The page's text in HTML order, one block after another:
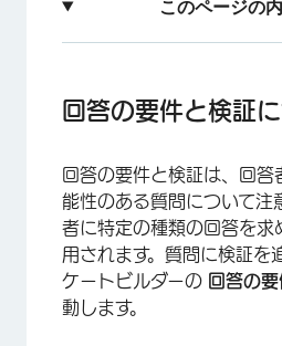
このページの
回答を強制
コンテンツの検証
回答の明確性の検証
コンテンツ検証の例：郵便番
村と都道府県の検索
回答の要件と検証
回答の要件と検証は、回答
能性のある質問について注
者に特定の種類の回答を求
用されます。質問に検証を
ケートビルダーの 回答の
動します。